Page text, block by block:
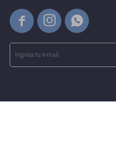
  